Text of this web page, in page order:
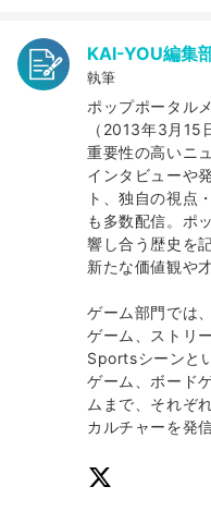
KAI-YOU編集
執筆
ポップポータル
（2013年3月15
重要性の高いニ
インタビューや
ト、独自の視点
も多数配信。ポ
響し合う歴史を
新たな価値観や
ゲーム部門では
ゲーム、ストリ
Sportsシーンと
ゲーム、ボード
ムまで、それぞ
カルチャーを発